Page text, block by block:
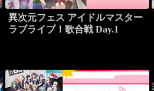
異次元フェス アイドルマスター
ラブライブ！歌合戦 Day.1